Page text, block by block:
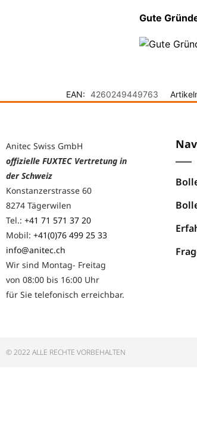
Gute
EAN: 4260249449763
Anitec Swiss GmbH
offizielle FUXTEC Vertretung in
der Schweiz
Konstanzerstrasse 60
8274 Tägerwilen
Tel.: +41 71 571 37 20
Mobil: +41(0)76 499 25 33
info@anitec.ch
Wir sind Montag- Freitag
von 08:00 bis 16:00 Uhr
für Sie telefonisch erreichbar.
© 2022 ALLE RECHTE VORBEHALTEN